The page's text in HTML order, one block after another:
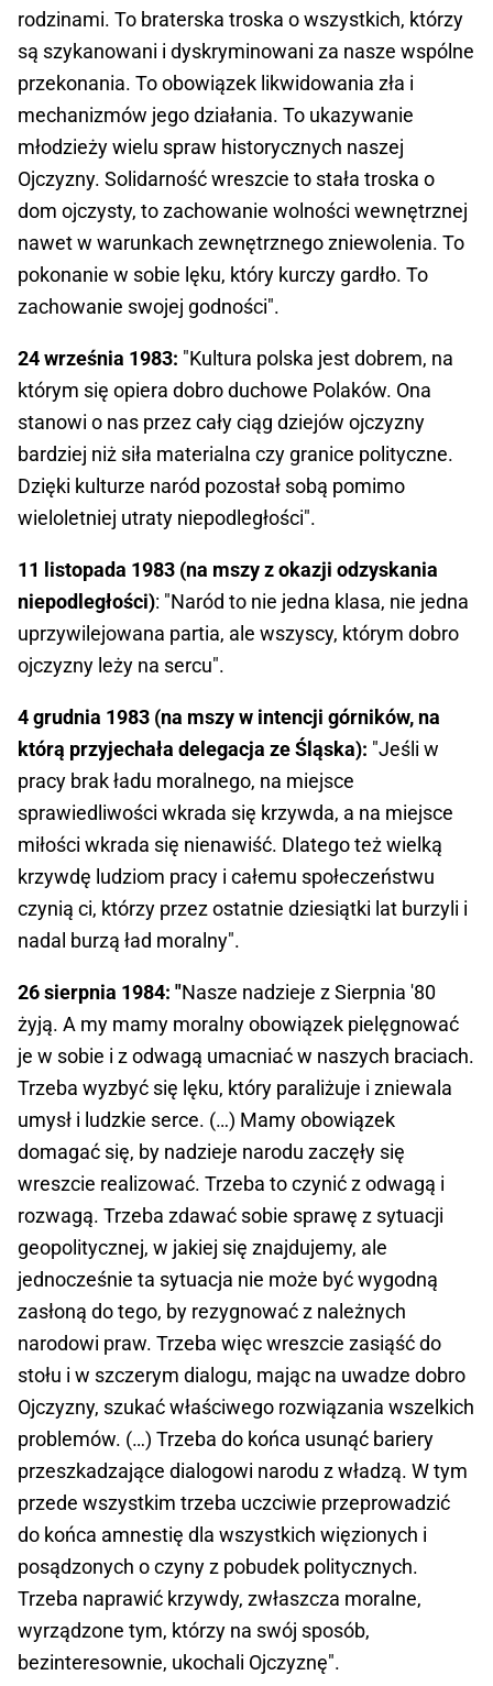
rodzinami. To braterska troska o wszystkich, którzy
są szykanowani i dyskryminowani za nasze wspólne
przekonania. To obowiązek likwidowania zła i
mechanizmów jego działania. To ukazywanie
młodzieży wielu spraw historycznych naszej
Ojczyzny. Solidarność wreszcie to stała troska o
dom ojczysty, to zachowanie wolności wewnętrznej
nawet w warunkach zewnętrznego zniewolenia. To
pokonanie w sobie lęku, który kurczy gardło. To
zachowanie swojej godności".
24 września 1983: "Kultura polska jest dobrem, na
którym się opiera dobro duchowe Polaków. Ona
stanowi o nas przez cały ciąg dziejów ojczyzny
bardziej niż siła materialna czy granice polityczne.
Dzięki kulturze naród pozostał sobą pomimo
wieloletniej utraty niepodległości".
11 listopada 1983 (na mszy z okazji odzyskania
niepodległości): "Naród to nie jedna klasa, nie jedna
uprzywilejowana partia, ale wszyscy, którym dobro
ojczyzny leży na sercu".
4 grudnia 1983 (na mszy w intencji górników, na
którą przyjechała delegacja ze Śląska): "Jeśli w
pracy brak ładu moralnego, na miejsce
sprawiedliwości wkrada się krzywda, a na miejsce
miłości wkrada się nienawiść. Dlatego też wielką
krzywdę ludziom pracy i całemu społeczeństwu
czynią ci, którzy przez ostatnie dziesiątki lat burzyli i
nadal burzą ład moralny".
26 sierpnia 1984: "Nasze nadzieje z Sierpnia '80
żyją. A my mamy moralny obowiązek pielęgnować
je w sobie i z odwagą umacniać w naszych braciach.
Trzeba wyzbyć się lęku, który paraliżuje i zniewala
umysł i ludzkie serce. (…) Mamy obowiązek
domagać się, by nadzieje narodu zaczęły się
wreszcie realizować. Trzeba to czynić z odwagą i
rozwagą. Trzeba zdawać sobie sprawę z sytuacji
geopolitycznej, w jakiej się znajdujemy, ale
jednocześnie ta sytuacja nie może być wygodną
zasłoną do tego, by rezygnować z należnych
narodowi praw. Trzeba więc wreszcie zasiąść do
stołu i w szczerym dialogu, mając na uwadze dobro
Ojczyzny, szukać właściwego rozwiązania wszelkich
problemów. (…) Trzeba do końca usunąć bariery
przeszkadzające dialogowi narodu z władzą. W tym
przede wszystkim trzeba uczciwie przeprowadzić
do końca amnestię dla wszystkich więzionych i
posądzonych o czyny z pobudek politycznych.
Trzeba naprawić krzywdy, zwłaszcza moralne,
wyrządzone tym, którzy na swój sposób,
bezinteresownie, ukochali Ojczyznę".